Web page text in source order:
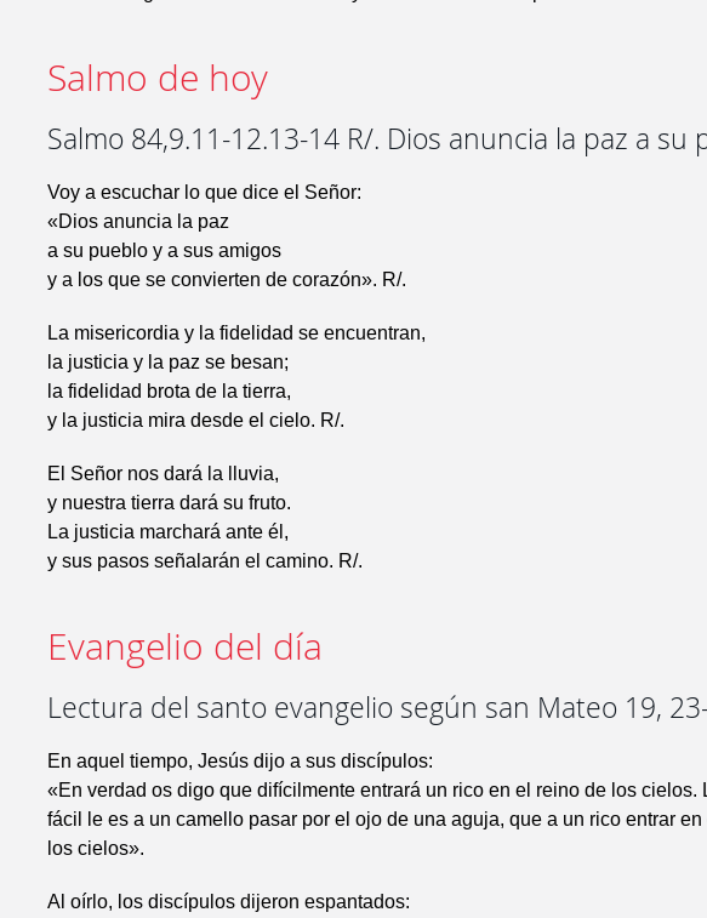
Salmo de hoy
Salmo 84,9.11-12.13-14 R/. Dios anuncia la paz a su
Voy a escuchar lo que dice el Señor:
«Dios anuncia la paz
a su pueblo y a sus amigos
y a los que se convierten de corazón». R/.
La misericordia y la fidelidad se encuentran,
la justicia y la paz se besan;
la fidelidad brota de la tierra,
y la justicia mira desde el cielo. R/.
El Señor nos dará la lluvia,
y nuestra tierra dará su fruto.
La justicia marchará ante él,
y sus pasos señalarán el camino. R/.
Evangelio del día
Lectura del santo evangelio según san Mateo 19,
En aquel tiempo, Jesús dijo a sus discípulos:
«En verdad os digo que difícilmente entrará un rico en el reino de los cielos.
fácil le es a un camello pasar por el ojo de una aguja, que a un rico entrar
los cielos».
Al oírlo, los discípulos dijeron espantados: